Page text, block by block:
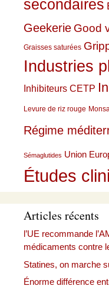
secondaires
Geekerie Good
Graisses saturées
Industries
Inhibiteurs CETP
Levure de riz rouge
Régime
Sémaglutides Union
Études
Articles récents
l’UE recommande
médicaments contre
Statines, on marche
Énorme différence